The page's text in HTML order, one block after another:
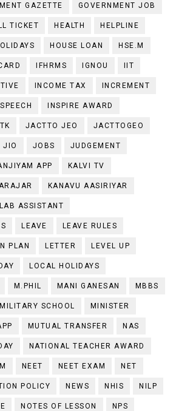
GAZETTE GOVERNMENT JOB
TICKET HEALTH HELPLINE
HOUSE LOAN HSE.M
IFHRMS IGNOU IIT
INCOME TAX INCREMENT
INSPIRE AWARD
JACTTO JEO JACTTOGEO
JIO JOBS JUDGEMENT
APP KALVI TV
KANAVU AASIRIYAR
LAB ASSISTANT
LEAVE LEAVE RULES
PLAN LETTER LEVEL UP
LOCAL HOLIDAYS
M.PHIL MANI GANESAN MBBS
MILITARY SCHOOL MINISTER
MUTUAL TRANSFER NAS
NATIONAL TEACHER AWARD
NEET NEET EXAM NET
POLICY NEWS NHIS NILP
NOTES OF LESSON NPS